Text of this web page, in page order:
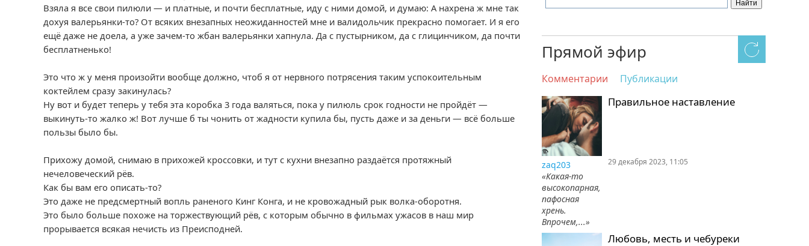
Взяла я все свои пилюли — и платные, и почти бесплатные, иду с ними домой, и думаю: А нахрена ж мне так
дохуя валерьянки-то? От всяких внезапных неожиданностей мне и валидольчик прекрасно помогает. И я его
ещё даже не доела, а уже зачем-то жбан валерьянки хапнула. Да с пустырником, да с глицинчиком, да почти
бесплатненько!
Это что ж у меня произойти вообще должно, чтоб я от нервного потрясения таким успокоительным
коктейлем сразу закинулась?
Ну вот и будет теперь у тебя эта коробка 3 года валяться, пока у пилюль срок годности не пройдёт —
выкинуть-то жалко ж! Вот лучше б ты чонить от жадности купила бы, пусть даже и за деньги — всё больше
пользы было бы.
Прихожу домой, снимаю в прихожей кроссовки, и тут с кухни внезапно раздаётся протяжный
нечеловеческий рёв.
Как бы вам его описать-то?
Это даже не предсмертный вопль раненого Кинг Конга, и не кровожадный рык волка-оборотня.
Это было больше похоже на торжествующий рёв, с которым обычно в фильмах ужасов в наш мир
прорывается всякая нечисть из Преисподней.
Прямой эфир
Комментарии Публикации
Правильное наставление
zaq203
«Какая-то
высокопарная,
пафосная
хрень.
Впрочем,...»
29 декабря 2023, 11:05
Любовь, месть и чебуреки